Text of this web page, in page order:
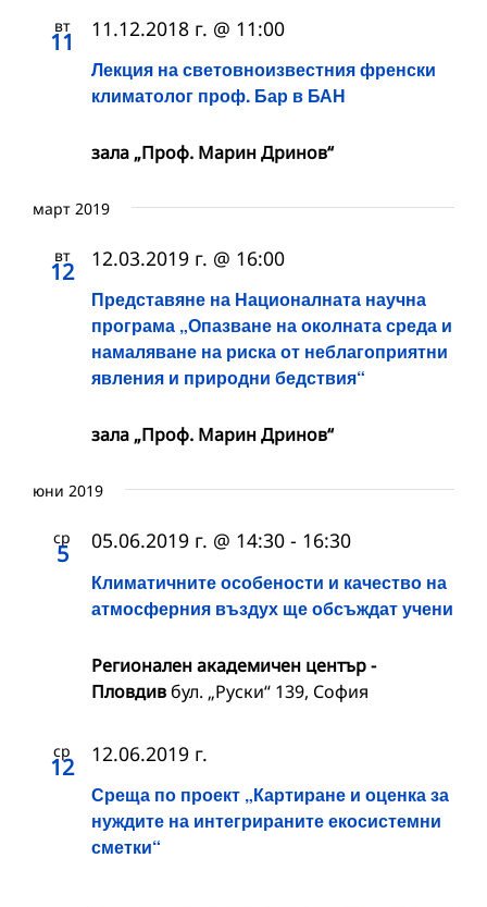
вт
11
Лекция на световноизвестния френски
климатолог проф. Бар в БАН
11.12.2018 г. @ 11:00
зала „Проф. Марин Дринов“
март 2019
вт
12
Представяне на Националната научна
програма „Опазване на околната среда и
намаляване на риска от неблагоприятни
явления и природни бедствия“
12.03.2019 г. @ 16:00
зала „Проф. Марин Дринов“
юни 2019
ср
5
Климатичните особености и качество на
атмосферния въздух ще обсъждат учени
05.06.2019 г. @ 14:30 - 16:30
Регионален академичен център -
Пловдивбул. „Руски“ 139, София
ср
12
Среща по проект „Картиране и оценка за
нуждите на интегрираните екосистемни
сметки“
12.06.2019 г.